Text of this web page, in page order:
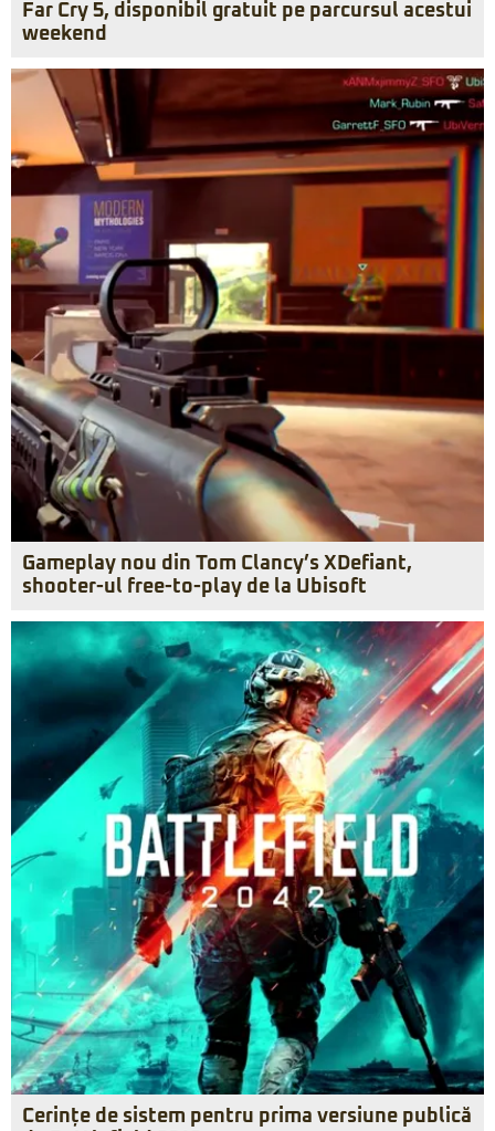
Far Cry 5, disponibil gratuit pe parcursul acestui
weekend
Gameplay nou din Tom Clancy’s XDefiant,
shooter-ul free-to-play de la Ubisoft
Cerințe de sistem pentru prima versiune publică